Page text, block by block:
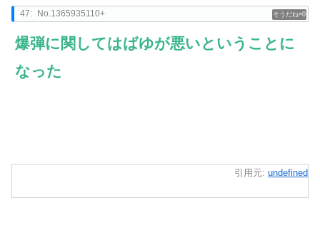
0
47: No.1365935110+
爆弾に関してはばゆが悪いということに
なった
引用元: undefined